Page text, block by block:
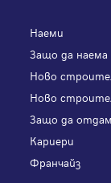
Наеми
Защо да
Ново
Ново
Защо да
Кариери
Франчайз